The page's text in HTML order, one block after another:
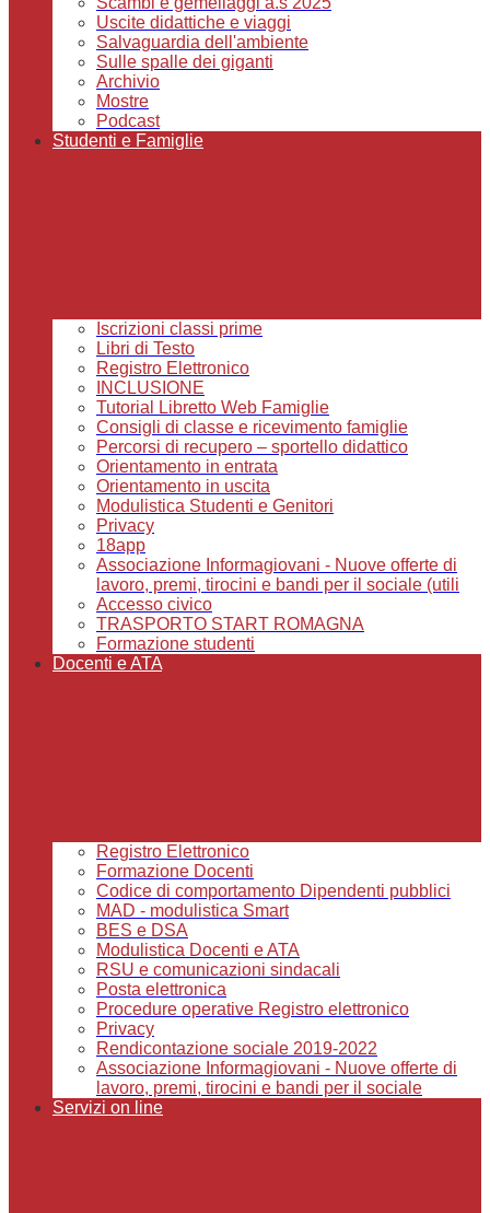
Uscite didattiche e viaggi
Salvaguardia dell'ambiente
Sulle spalle dei giganti
Archivio
Mostre
Podcast
Studenti e Famiglie
Iscrizioni classi prime
Libri di Testo
Registro Elettronico
INCLUSIONE
Tutorial Libretto Web Famiglie
Consigli di classe e ricevimento famiglie
Percorsi di recupero – sportello didattico
Orientamento in entrata
Orientamento in uscita
Modulistica Studenti e Genitori
Privacy
18app
Associazione Informagiovani - Nuove offerte di
lavoro, premi, tirocini e bandi per il sociale (utili
Accesso civico
TRASPORTO START ROMAGNA
Formazione studenti
Docenti e ATA
Registro Elettronico
Formazione Docenti
Codice di comportamento Dipendenti pubblici
MAD - modulistica Smart
BES e DSA
Modulistica Docenti e ATA
RSU e comunicazioni sindacali
Posta elettronica
Procedure operative Registro elettronico
Privacy
Rendicontazione sociale 2019-2022
Associazione Informagiovani - Nuove offerte di
lavoro, premi, tirocini e bandi per il sociale
Servizi on line